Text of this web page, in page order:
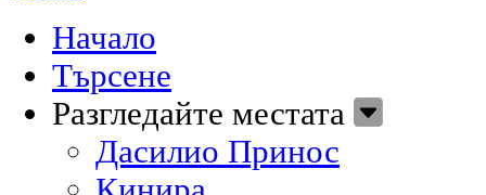
Начало
Търсене
Разгледайте местата
Дасилио Принос